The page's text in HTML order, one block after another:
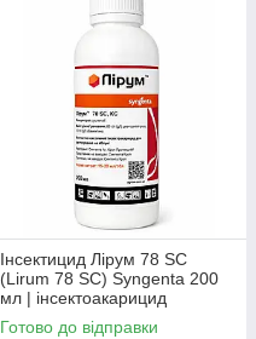
Інсектицид Лірум 78 SC
(Lirum 78 SC) Syngenta 200
мл | інсектоакарицид
системно-контактної дії
Готово до відправки